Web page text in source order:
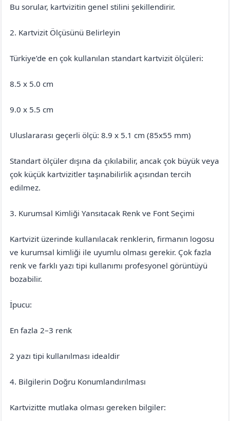
Bu sorular, kartvizitin genel stilini şekillendirir.
2. Kartvizit Ölçüsünü Belirleyin
Türkiye’de en çok kullanılan standart kartvizit ölçüleri:
8.5 x 5.0 cm
9.0 x 5.5 cm
Uluslararası geçerli ölçü: 8.9 x 5.1 cm (85x55 mm)
Standart ölçüler dışına da çıkılabilir, ancak çok büyük veya
çok küçük kartvizitler taşınabilirlik açısından tercih
edilmez.
3. Kurumsal Kimliği Yansıtacak Renk ve Font Seçimi
Kartvizit üzerinde kullanılacak renklerin, firmanın logosu
ve kurumsal kimliği ile uyumlu olması gerekir. Çok fazla
renk ve farklı yazı tipi kullanımı profesyonel görüntüyü
bozabilir.
İpucu:
En fazla 2–3 renk
2 yazı tipi kullanılması idealdir
4. Bilgilerin Doğru Konumlandırılması
Kartvizitte mutlaka olması gereken bilgiler: